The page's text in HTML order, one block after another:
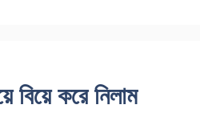
বিয়ে করে নিলাম